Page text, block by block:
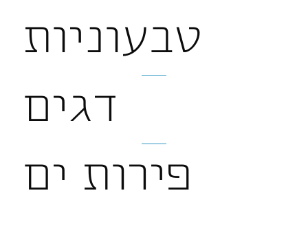
פירות ים
דגים
טבעוניות